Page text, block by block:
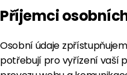
Příjemci
Osobní údaje
potřebují pro vyřízení vaší